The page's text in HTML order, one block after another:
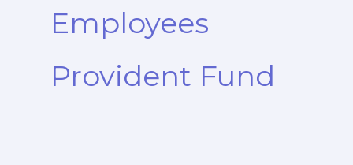
Employees
Provident Fund